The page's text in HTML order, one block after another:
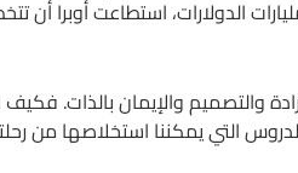
الدولارات، استطاعت أوبرا أن
والإيمان بالذات.
التي يمكننا استخلاصها من